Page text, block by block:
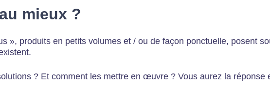
mieux ?
», produits en petits volumes et / ou de façon ponctuelle, posent
? Et comment les mettre en œuvre ? Vous aurez la réponse